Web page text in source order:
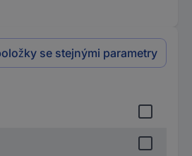
se stejnými parametry